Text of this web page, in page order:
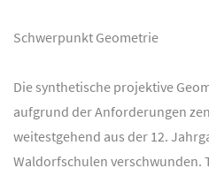
Schwerpunkt Geometrie
Die synthetische projektive
aufgrund der Anforderungen
weitestgehend aus der 12.
Waldorfschulen verschwunden.